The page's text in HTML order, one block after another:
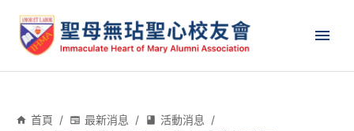
首頁 / 最新消息 / 活動消息
/